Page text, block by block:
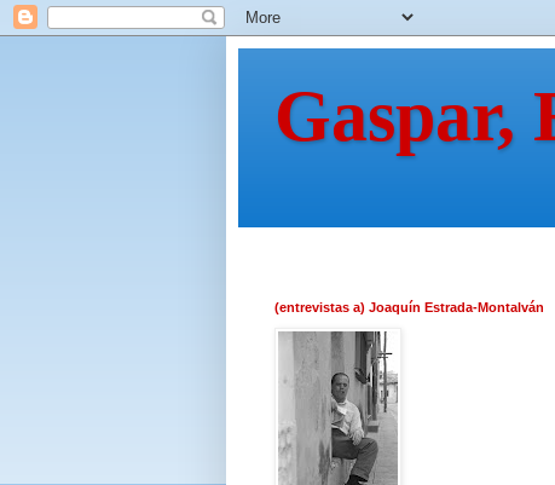
Gaspar,
(entrevistas a) Joaquín Estrada-Montalván